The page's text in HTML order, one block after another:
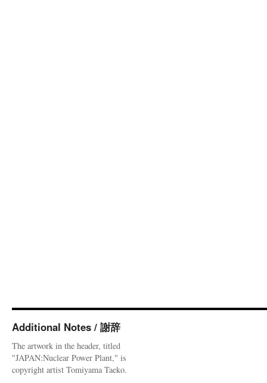
Additional Notes / 謝辞
The artwork in the header, titled
"JAPAN:Nuclear Power Plant," is
copyright artist Tomiyama Taeko.